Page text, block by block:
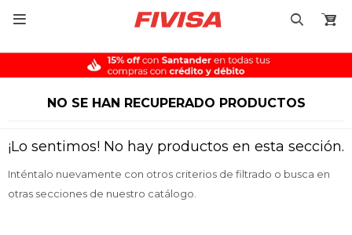

NO SE HAN RECUPERADO PRODUCTOS
¡Lo sentimos! No hay productos en esta sección.
Inténtalo nuevamente con otros criterios de filtrado o busca en
otras secciones de nuestro catálogo.